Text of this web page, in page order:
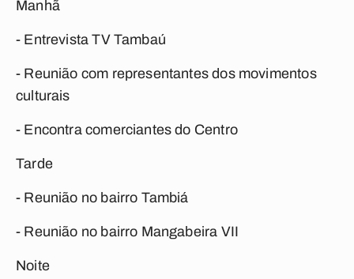
Manhã
- Entrevista TV Tambaú
- Reunião com representantes dos movimentos
culturais
- Encontra comerciantes do Centro
Tarde
- Reunião no bairro Tambiá
- Reunião no bairro Mangabeira VII
Noite